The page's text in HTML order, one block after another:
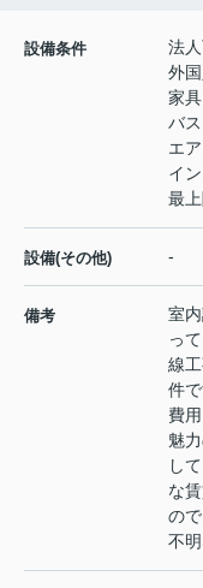
設備条件
法
外
家
バ
エ
イ
最
設備(その他) -
備考
室
っ
線
件
費
魅
し
な
の
不